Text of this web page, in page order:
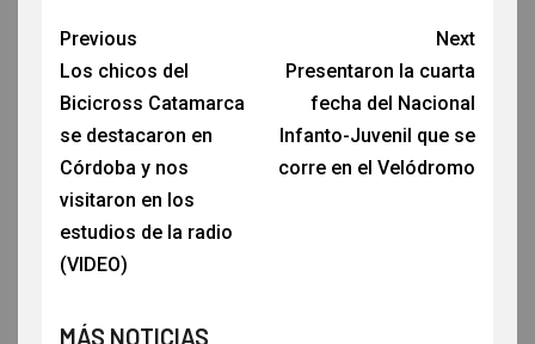
Previous
Los chicos del
Bicicross Catamarca
se destacaron en
Córdoba y nos
visitaron en los
estudios de la radio
(VIDEO)
Next
Presentaron la cuarta
fecha del Nacional
Infanto-Juvenil que se
corre en el Velódromo
MÁS NOTICIAS